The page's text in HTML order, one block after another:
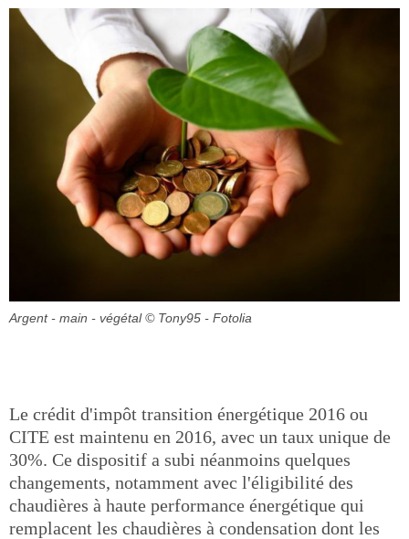
Argent - main - végétal © Tony95 - Fotolia
Le crédit d'impôt transition énergétique 2016 ou
CITE est maintenu en 2016, avec un taux unique de
30%. Ce dispositif a subi néanmoins quelques
changements, notamment avec l'éligibilité des
chaudières à haute performance énergétique qui
remplacent les chaudières à condensation dont les